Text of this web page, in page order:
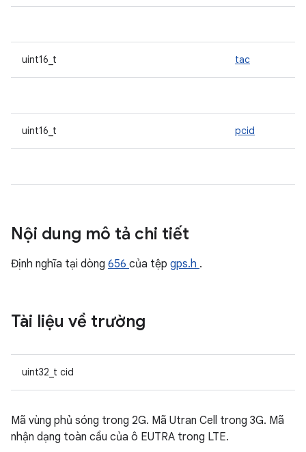
uint16_t tac
uint16_t pcid
Nội dung mô tả chi tiết
Định nghĩa tại dòng 656 của tệp gps.h .
Tài liệu về trường
uint32_t cid
Mã vùng phủ sóng trong 2G. Mã Utran Cell trong 3G. Mã
nhận dạng toàn cầu của ô EUTRA trong LTE.